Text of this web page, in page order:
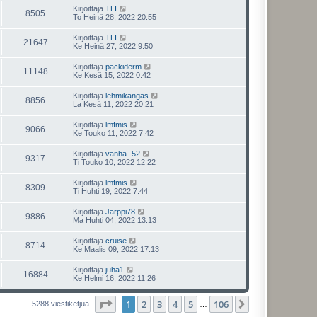
8505 Kirjoittaja TLI
To Heinä 28, 2022 20:55
21647 Kirjoittaja TLI
Ke Heinä 27, 2022 9:50
11148 Kirjoittaja packiderm
Ke Kesä 15, 2022 0:42
8856 Kirjoittaja lehmikangas
La Kesä 11, 2022 20:21
9066 Kirjoittaja lmfmis
Ke Touko 11, 2022 7:42
9317 Kirjoittaja vanha -52
Ti Touko 10, 2022 12:22
8309 Kirjoittaja lmfmis
Ti Huhti 19, 2022 7:44
9886 Kirjoittaja Jarppi78
Ma Huhti 04, 2022 13:13
8714 Kirjoittaja cruise
Ke Maalis 09, 2022 17:13
16884 Kirjoittaja juha1
Ke Helmi 16, 2022 11:26
5288 viestiketjua Sivu 106
1 2 3 4 5 106